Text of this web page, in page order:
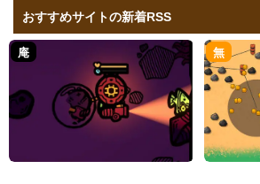
おすすめサイトの新着RSS
庵 無